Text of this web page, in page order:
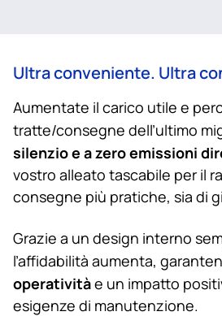
Ultra conveniente. Ultra
Aumentate il carico utile e
tratte/consegne dell’ultimo
silenzio e a zero emissioni
vostro alleato tascabile per il
consegne più pratiche, sia di
Grazie a un design interno
l’affidabilità aumenta,
operativitàe un impatto
esigenze di manutenzione.